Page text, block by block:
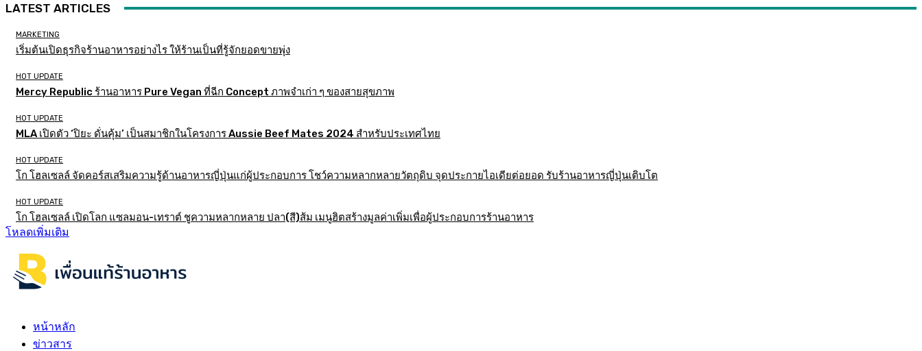
LATEST ARTICLES
MARKETING
เริ่มต้นเปิดธุรกิจร้านอาหารอย่างไร ให้ร้านเป็นที่รู้จักยอดขายพุ่ง
HOT UPDATE
Mercy Republic ร้านอาหาร Pure Vegan ที่ฉีก Concept ภาพจำเก่า ๆ ของสายสุขภาพ
HOT UPDATE
MLA เปิดตัว ‘ปิยะ ดั่นคุ้ม’ เป็นสมาชิกในโครงการ Aussie Beef Mates 2024 สำหรับประเทศไทย
HOT UPDATE
โก โฮลเซลล์ จัดคอร์สเสริมความรู้ด้านอาหารญี่ปุ่นแก่ผู้ประกอบการ โชว์ความหลากหลายวัตถุดิบ จุดประกายไอเดียต่อยอด รับร้านอาหารญี่ปุ่นเติบโต
HOT UPDATE
โก โฮลเซลล์ เปิดโลก แซลมอน-เทราต์ ชูความหลากหลาย ปลา(สี)ส้ม เมนูฮิตสร้างมูลค่าเพิ่มเพื่อผู้ประกอบการร้านอาหาร
โหลดเพิ่มเติม
หน้าหลัก
ข่าวสาร